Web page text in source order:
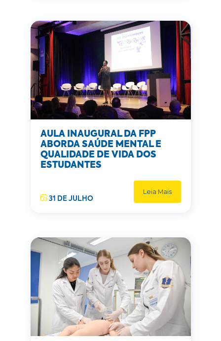
AULA INAUGURAL DA FPP
ABORDA SAÚDE MENTAL E
QUALIDADE DE VIDA DOS
ESTUDANTES
31 DE JULHO
Leia Mais